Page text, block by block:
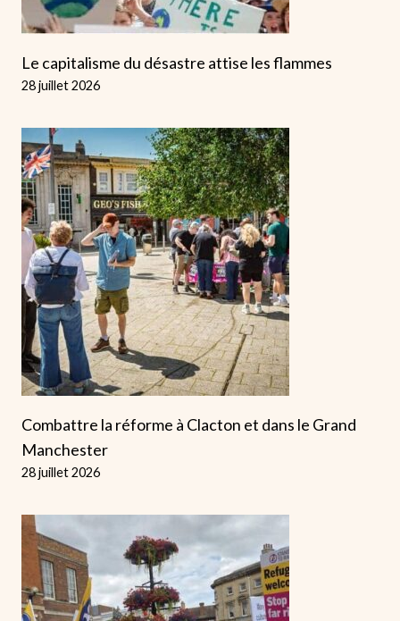
Le capitalisme du désastre attise les flammes
28 juillet 2026
Combattre la réforme à Clacton et dans le Grand
Manchester
28 juillet 2026